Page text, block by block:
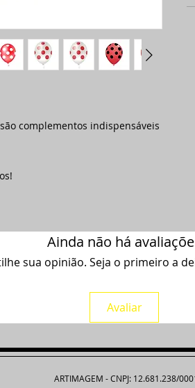
complementos indispensáveis
Ainda não há
sua opinião. Seja o primeiro a
Avaliar
ARTIMAGEM - CNPJ: 12.681.238/